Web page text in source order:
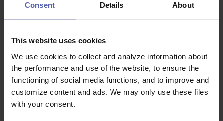
Consent Details About
This website uses cookies
We use cookies to collect and analyze information about
the performance and use of the website, to ensure the
functioning of social media functions, and to improve and
customize content and ads. We may only use these files
with your consent.
chcete…
🏭 CNC technik – ideální start pro absolventy,
Plzeň, 50 000 Kč
HOFMANN WIZARD Plzeň 37 - 50 000 Kč/měs
Hledáte první práci po škole? Zajímá vás technika a chcete se učit